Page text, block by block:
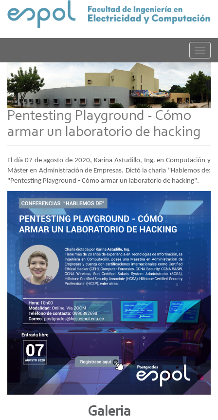
contenido
Toggle
Pentesting Playground - Cómo
armar un laboratorio de hacking
El día 07 de agosto de 2020, Karina Astudillo, Ing. en Computación y
Máster en Administración de Empresas. Dictó la charla "Hablemos de:
"Pentesting Playground - Cómo armar un laboratorio de hacking".
Galeria